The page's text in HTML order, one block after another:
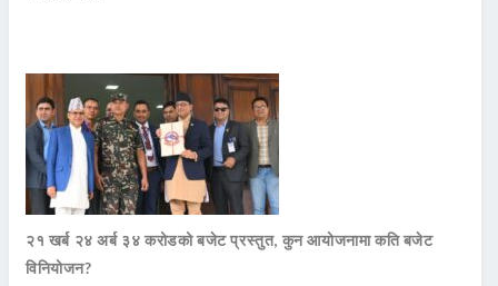
२१ खर्ब २४ अर्ब ३४ करोडको बजेट प्रस्तुत, कुन आयोजनामा कति बजेट
विनियोजन?